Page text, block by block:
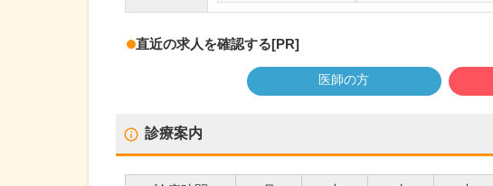
直近の求人を確認する[PR]
医師の方
診療案内